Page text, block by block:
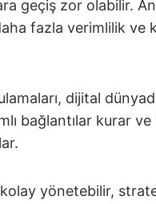
geçiş zor olabilir.
fazla verimlilik ve
dijital
bağlantılar kurar
yönetebilir,